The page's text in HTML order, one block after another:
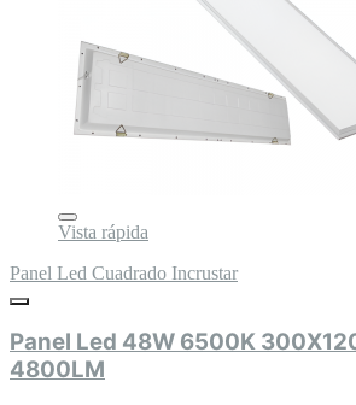
Vista rápida
Panel Led Cuadrado Incrustar
Panel Led 48W 6500K
4800LM